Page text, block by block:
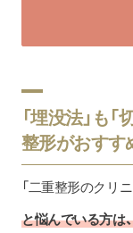
「埋没法」も
整形がおすす
「二重整形のクリ
と悩んでいる方は